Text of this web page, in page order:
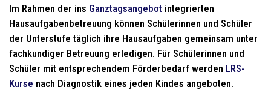
Im Rahmen der ins Ganztagsangebot integrierten
Hausaufgabenbetreuung können Schülerinnen und Schüler
der Unterstufe täglich ihre Hausaufgaben gemeinsam unter
fachkundiger Betreuung erledigen. Für Schülerinnen und
Schüler mit entsprechendem Förderbedarf werden LRS-
Kurse nach Diagnostik eines jeden Kindes angeboten.